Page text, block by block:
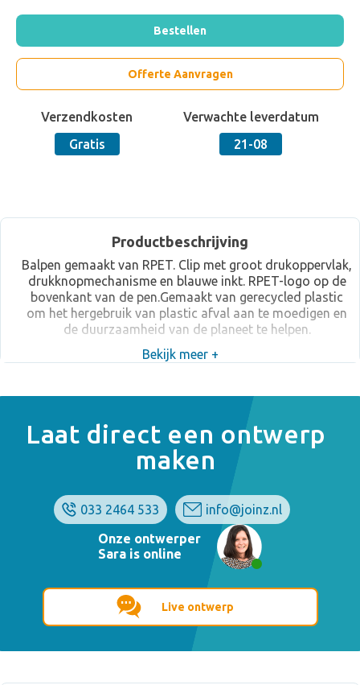
Bestellen
Offerte Aanvragen
Verzendkosten
Gratis
Verwachte leverdatum
21-08
Productbeschrijving
Balpen gemaakt van RPET. Clip met groot drukoppervlak,
drukknopmechanisme en blauwe inkt. RPET-logo op de
bovenkant van de pen.Gemaakt van gerecycled plastic
om het hergebruik van plastic afval aan te moedigen en
de duurzaamheid van de planeet te helpen.
Bekijk meer +
Laat direct een ontwerp
maken
033 2464 533
info@joinz.nl
Onze ontwerper
Sara is online
Live ontwerp